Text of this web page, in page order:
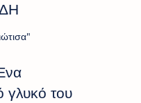
γλυκό του